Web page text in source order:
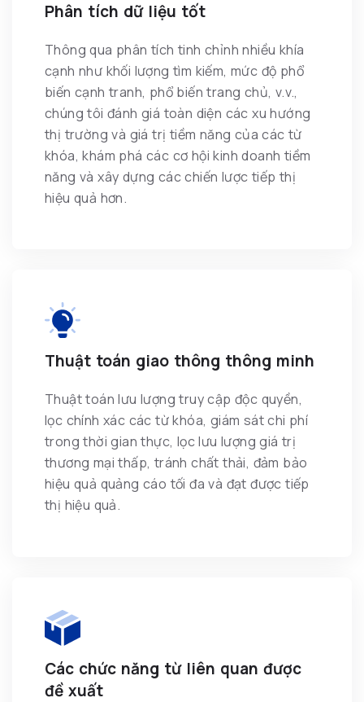
Phân tích dữ liệu tốt
Thông qua phân tích tinh chỉnh nhiều khía
cạnh như khối lượng tìm kiếm, mức độ phổ
biến cạnh tranh, phổ biến trang chủ, v.v.,
chúng tôi đánh giá toàn diện các xu hướng
thị trường và giá trị tiềm năng của các từ
khóa, khám phá các cơ hội kinh doanh tiềm
năng và xây dựng các chiến lược tiếp thị
hiệu quả hơn.
Thuật toán giao thông thông minh
Thuật toán lưu lượng truy cập độc quyền,
lọc chính xác các từ khóa, giám sát chi phí
trong thời gian thực, lọc lưu lượng giá trị
thương mại thấp, tránh chất thải, đảm bảo
hiệu quả quảng cáo tối đa và đạt được tiếp
thị hiệu quả.
Các chức năng từ liên quan được
đề xuất